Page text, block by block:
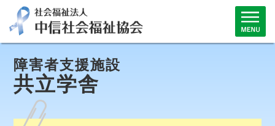
障害者支援施設
共立学舎